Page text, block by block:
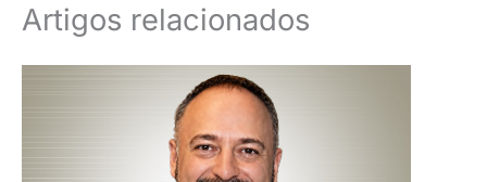
Artigos relacionados